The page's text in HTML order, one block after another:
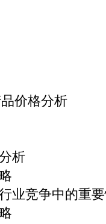
价格分析
析
业竞争中的重